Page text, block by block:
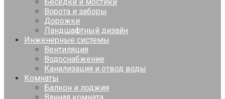
Ворота и заборы
Дорожки
Ландшафтный дизайн
Инженерные системы
Вентиляция
Водоснабжение
Канализация и отвод воды
Комнаты
Балкон и лоджия